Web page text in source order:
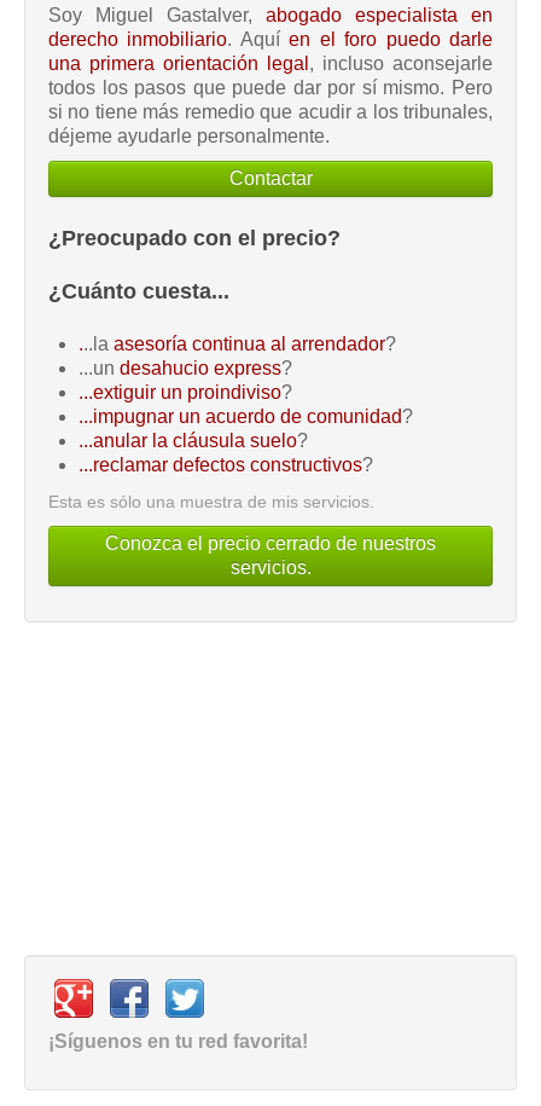
Soy Miguel Gastalver, abogado especialista en
derecho inmobiliario. Aquíen el foro puedo darle
una primera orientación legal , incluso aconsejarle
todos los pasos que puede dar por sí mismo. Pero
si no tiene más remedio que acudir a los tribunales,
déjeme ayudarle personalmente.
Contactar
¿Preocupado con el precio?
¿Cuánto cuesta...
...la asesoría continua al arrendador?
...un desahucio express?
...extiguir un proindiviso?
...impugnar un acuerdo de comunidad?
...anular la cláusula suelo?
...reclamar defectos constructivos?
Esta es sólo una muestra de mis servicios.
Conozca el precio cerrado de nuestros
servicios.
¡Síguenos en tu red favorita!